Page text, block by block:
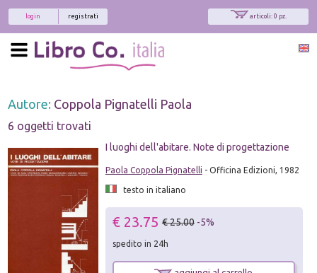
articoli: 0 pz.
registrati
login
Autore: Coppola Pignatelli Paola
6 oggetti trovati
I luoghi dell'abitare. Note di progettazione
Paola Coppola Pignatelli - Officina Edizioni, 1982
testo in italiano
€ 23.75 € 25.00 -5%
spedito in 24h